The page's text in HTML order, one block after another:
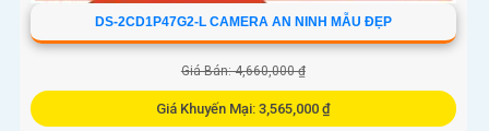
DS-2CD1P47G2-L CAMERA AN NINH MẪU ĐẸP
Giá Bán: 4,660,000 ₫
Giá Khuyến Mại: 3,565,000 ₫